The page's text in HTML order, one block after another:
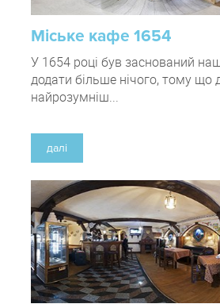
Міське кафе 1654
У 1654 році був заснований наш
додати більше нічого, тому що
найрозумніш...
далі